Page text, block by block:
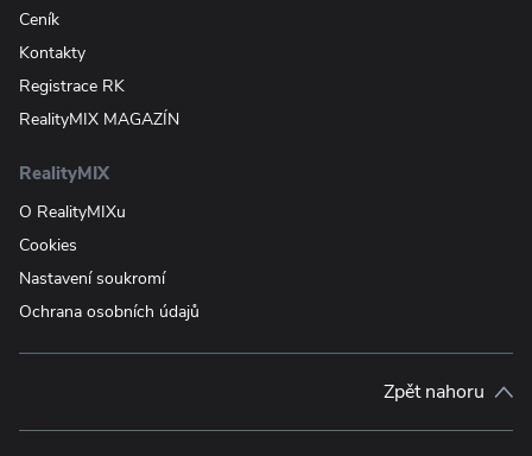
Ceník
Kontakty
Registrace RK
RealityMIX MAGAZÍN
RealityMIX
O RealityMIXu
Cookies
Nastavení soukromí
Ochrana osobních údajů
Zpět nahoru